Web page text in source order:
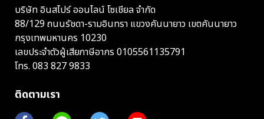
บริษัท อินสไปร์ ออนไลน์ โซเชียล จำกัด
88/129 ถนนรัชดา-รามอินทรา แขวงคันนายาว เขตคันนายาว
กรุงเทพมหานคร 10230
เลขประจำตัวผู้เสียภาษีอากร 0105561135791
โทร. 083 827 9833
ติดตามเรา